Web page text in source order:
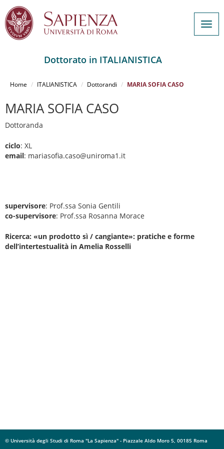
principale
Dottorato in ITALIANISTICA
Home ITALIANISTICA Dottorandi MARIA SOFIA CASO
MARIA SOFIA CASO
Dottoranda
ciclo: XL
email: mariasofia.caso@uniroma1.it
supervisore: Prof.ssa Sonia Gentili
co-supervisore: Prof.ssa Rosanna Morace
Ricerca: «un prodotto sì / cangiante»: pratiche e forme
dell’intertestualità in Amelia Rosselli
© Università degli Studi di Roma "La Sapienza" - Piazzale Aldo Moro 5, 00185 Roma